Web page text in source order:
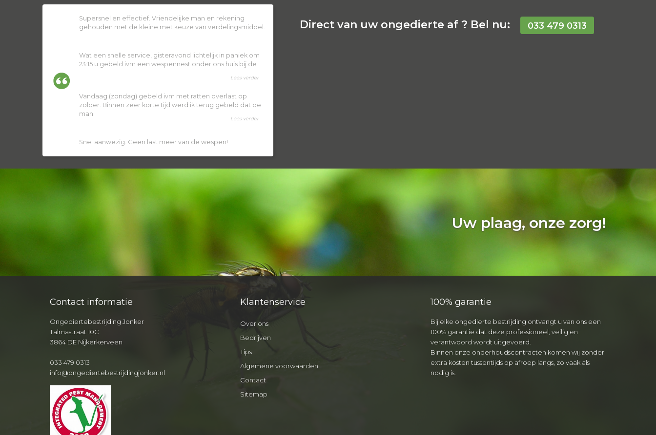
Supersnel en effectief. Vriendelijke man en rekening
gehouden met de kleine met keuze van verdelingsmiddel.
Wat een snelle service, gisteravond lichtelijk in paniek om
23:15 u gebeld ivm een wespennest onder ons huis bij de
Lees verder
Vandaag (zondag) gebeld ivm met ratten overlast op
zolder. Binnen zeer korte tijd werd ik terug gebeld dat de
man
Lees verder
Snel aanwezig. Geen last meer van de wespen!
Direct van uw ongedierte af ? Bel nu: 033 479 0313
Uw plaag, onze zorg!
Contact informatie
Ongediertebestrijding Jonker
Talmastraat 10C
3864 DE Nijkerkerveen
033 479 0313
info@ongediertebestrijdingjonker.nl
Klantenservice
Over ons
Bedrijven
Tips
Algemene voorwaarden
Contact
Sitemap
100% garantie
Bij elke ongedierte bestrijding ontvangt u van ons een
100% garantie dat deze professioneel, veilig en
verantwoord wordt uitgevoerd.
Binnen onze onderhoudscontracten komen wij zonder
extra kosten tussentijds op afroep langs, zo vaak als
nodig is.